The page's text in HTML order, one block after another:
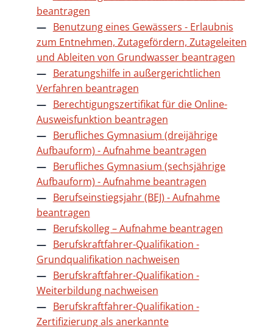
beantragen
Benutzung eines Gewässers - Erlaubnis
zum Entnehmen, Zutagefördern, Zutageleiten
und Ableiten von Grundwasser beantragen
Beratungshilfe in außergerichtlichen
Verfahren beantragen
Berechtigungszertifikat für die Online-
Ausweisfunktion beantragen
Berufliches Gymnasium (dreijährige
Aufbauform) - Aufnahme beantragen
Berufliches Gymnasium (sechsjährige
Aufbauform) - Aufnahme beantragen
Berufseinstiegsjahr (BEJ) - Aufnahme
beantragen
Berufskolleg – Aufnahme beantragen
Berufskraftfahrer-Qualifikation -
Grundqualifikation nachweisen
Berufskraftfahrer-Qualifikation -
Weiterbildung nachweisen
Berufskraftfahrer-Qualifikation -
Zertifizierung als anerkannte